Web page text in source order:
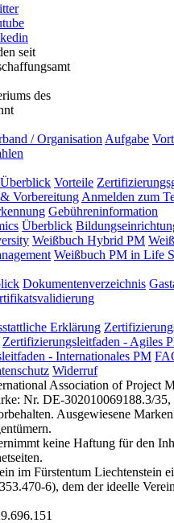
seit
des
/ Organisation Aufgabe
Überblick Vorteile
Vorbereitung Anmelden zum
Gebühreninformation
Überblick
Weißbuch Hybrid PM
Weißbuch PM in Life
Dokumentenverzeichnis
Erklärung
Zertifizierungsleitfaden - Agiles
- Internationales PM
Widerruf
Association of Project
Nr. DE-302010069188.3/
Ausgewiesene
keine Haftung für den
im Fürstentum Liechtenstein
6), dem der ideelle